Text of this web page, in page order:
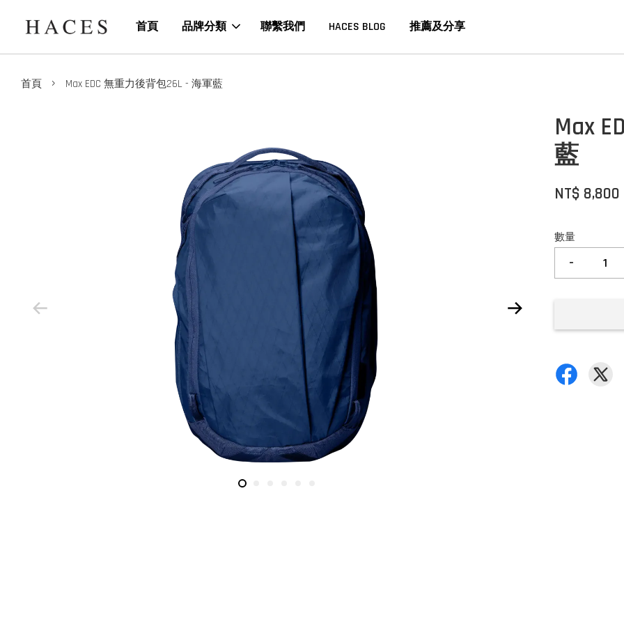
首頁 品牌分類 聯繫我們 HACES BLOG 推薦及分享
首頁 › Max EDC 無重力後背包26L - 海軍藍
Max
藍
NT$ 8,800
數量
-